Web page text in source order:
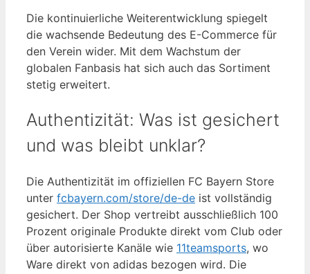
Die kontinuierliche Weiterentwicklung spiegelt
die wachsende Bedeutung des E-Commerce für
den Verein wider. Mit dem Wachstum der
globalen Fanbasis hat sich auch das Sortiment
stetig erweitert.
Authentizität: Was ist gesichert
und was bleibt unklar?
Die Authentizität im offiziellen FC Bayern Store
unter fcbayern.com/store/de-de ist vollständig
gesichert. Der Shop vertreibt ausschließlich 100
Prozent originale Produkte direkt vom Club oder
über autorisierte Kanäle wie 11teamsports, wo
Ware direkt von adidas bezogen wird. Die